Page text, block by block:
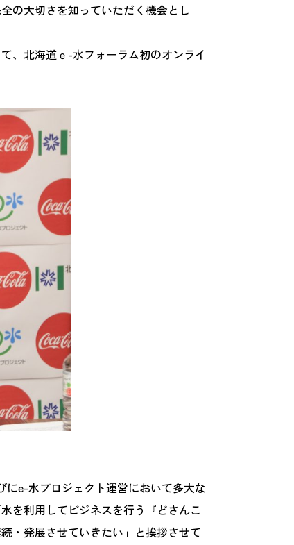
の大切さを知っていただく機会とし
、北海道ｅ-水フォーラム初のオンライ
e-水プロジェクト運営において多大な
を利用してビジネスを行う『どさんこ
・発展させていきたい」と挨拶させて